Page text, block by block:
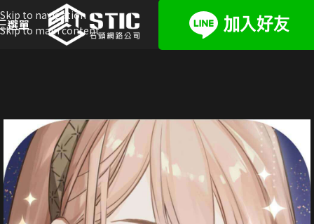
Skip to navigation
Skip to main content
選單